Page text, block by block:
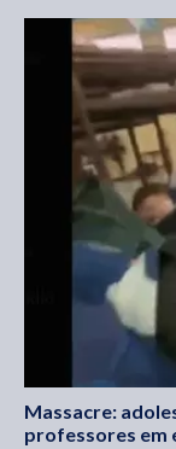
Massacre:
professores em